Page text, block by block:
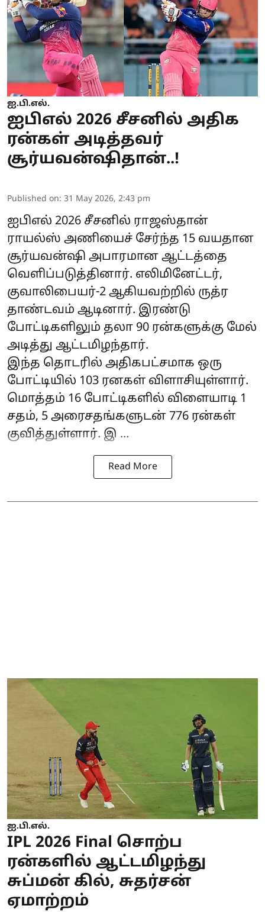
ஐ.பி.எல்.
ஐபிஎல் 2026 சீசனில் அதிக
ரன்கள் அடித்தவர்
சூர்யவன்ஷிதான்..!
Published on: 31 May 2026, 2:43 pm
ஐபிஎல் 2026 சீசனில் ராஜஸ்தான்
ராயல்ஸ் அணியைச் சேர்ந்த 15 வயதான
சூர்யவன்ஷி அபாரமான ஆட்டத்தை
வெளிப்படுத்தினார். எலிமினேட்டர்,
குவாலிபையர்-2 ஆகியவற்றில் ருத்ர
தாண்டவம் ஆடினார். இரண்டு
போட்டிகளிலும் தலா 90 ரன்களுக்கு மேல்
அடித்து ஆட்டமிழந்தார்.
இந்த தொடரில் அதிகபட்சமாக ஒரு
போட்டியில் 103 ரனகள் விளாசியுள்ளார்.
மொத்தம் 16 போட்டிகளில் விளையாடி 1
சதம், 5 அரைசதங்களுடன் 776 ரன்கள்
குவித்துள்ளார். இ ...
Read More
ஐ.பி.எல்.
IPL 2026 Final சொற்ப
ரன்களில் ஆட்டமிழந்து
சுப்மன் கில், சுதர்சன்
ஏமாற்றம்